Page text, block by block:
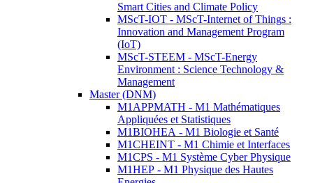
Smart Cities and Climate Policy
MScT-IOT - MScT-Internet of Things :
Innovation and Management Program
(IoT)
MScT-STEEM - MScT-Energy
Environment : Science Technology &
Management
Master (DNM)
M1APPMATH - M1 Mathématiques
Appliquées et Statistiques
M1BIOHEA - M1 Biologie et Santé
M1CHEINT - M1 Chimie et Interfaces
M1CPS - M1 Système Cyber Physique
M1HEP - M1 Physique des Hautes